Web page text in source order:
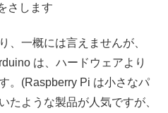
さします
、一概には言えませんが、
は、ハードウェアより
。(Raspberry Pi は小さなパ
たような製品が人気ですが、